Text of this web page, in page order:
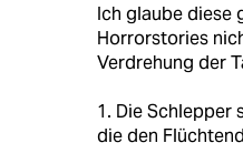
Ich glaube diese
Horrorstories
Verdrehung der
1. Die Schlepper
die den